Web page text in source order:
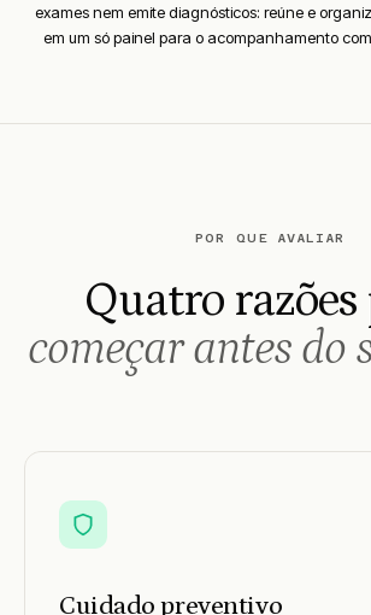
exames nem emite diagnósticos: reúne e
em um só painel para o acompanhamento
POR QUE AVALIAR
Quatro razões
começar antes do
Cuidado preventivo